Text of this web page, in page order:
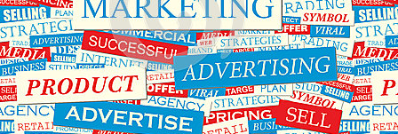
دی
ماه
افزایش
خواهد
یافت
را
روی
پنل
ثبت
نمایند